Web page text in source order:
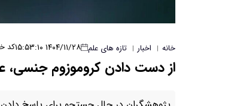
خانه | اخبار | تازه های علم ۱۴۰۴/۱۱/۲۸ ۱۵:۵۳:۱۰ کد خبر:
از دست دادن کروموزوم جنسی،